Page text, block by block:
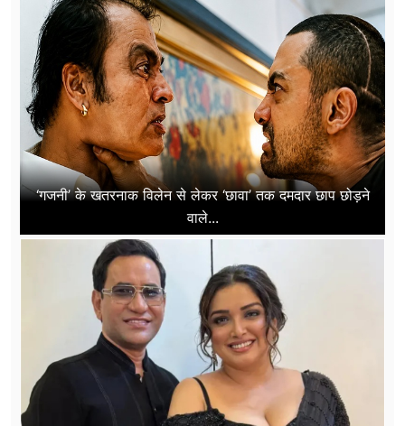
‘गजनी’ के खतरनाक विलेन से लेकर ‘छावा’ तक दमदार छाप छोड़ने
वाले...